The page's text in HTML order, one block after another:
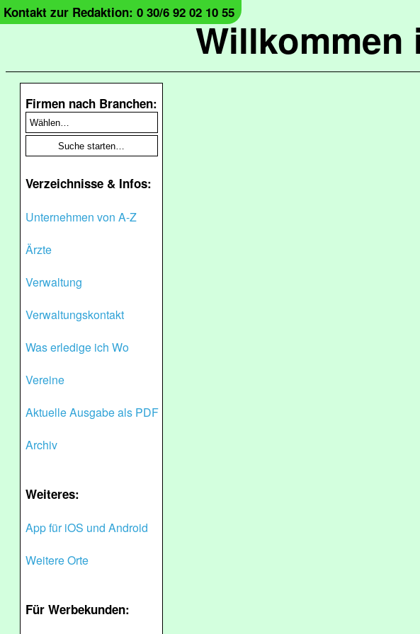
Willkommen
Kontakt zur Redaktion: 0 30/6 92 02 10 55
Firmen nach Branchen:
Verzeichnisse & Infos:
Unternehmen von A-Z
Ärzte
Verwaltung
Verwaltungskontakt
Was erledige ich Wo
Vereine
Aktuelle Ausgabe als PDF
Archiv
Weiteres:
App für iOS und Android
Weitere Orte
Für Werbekunden: